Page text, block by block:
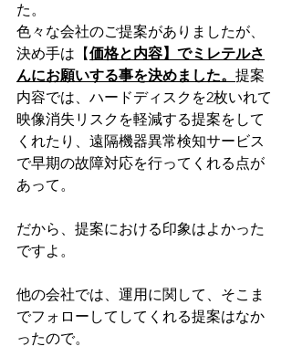
た。
色々な会社のご提案がありましたが、
決め手は【価格と内容】でミレテルさ
んにお願いする事を決めました。 提案
内容では、ハードディスクを2枚いれて
映像消失リスクを軽減する提案をして
くれたり、遠隔機器異常検知サービス
で早期の故障対応を行ってくれる点が
あって。
だから、提案における印象はよかった
ですよ。
他の会社では、運用に関して、そこま
でフォローしてしてくれる提案はなか
ったので。